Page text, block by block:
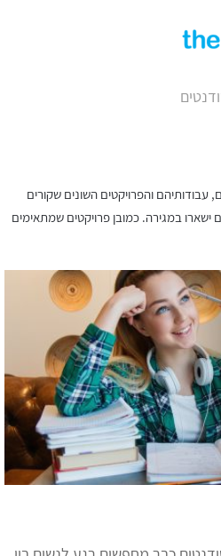
והפרויקטים השונים שקורים
במגירה. כמובן פרויקטים שמתאימים